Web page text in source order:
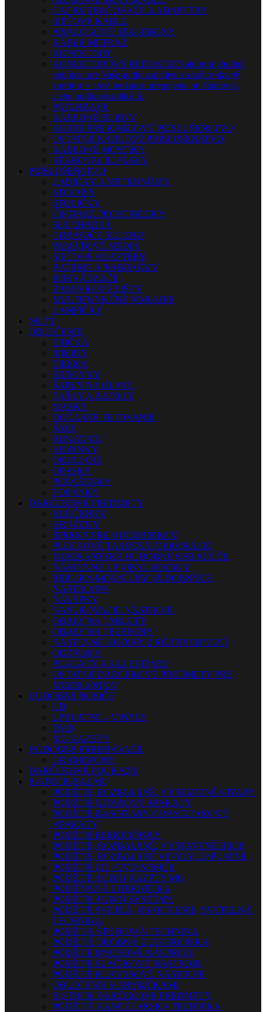
CAT ROZBOČOVAČE A ADAPTÉRY
SIEŤOVÉ KÁBLE
ANALÓGOVÉ STAGEBOXY
KÁBLE METRÁŽ
KONEKTORY
KONEKTOROVÉ REDUKCIENájdite si vhodnú
redukciu pre Vaše audio zariadenie a zažite skvelý
komfort + nové možnosti prepojenia pri štúdiovej,
alebo pódiovej aplikácii.
PATCHBAYE
KÁBLOVÉ BUBNY
KUFRE PRE KÁBLOVÉ PRÍSLUŠENSTVO
OSTATNÉ KÁBLOVÉ PRÍSLUŠENSTVO
KÁBLOVÉ MOSTÍKY
SŤAHOVACIE PÁSKY
PRÍSLUŠENSTVO
LADIČKY A METRONÓMY
STOJANY
STOLIČKY
ČISTIACE PROSTRIEDKY
SLÚCHADLÁ
CHRÁNIČE SLUCHU
PAMÄŤOVÉ MÉDIÁ
SIEŤOVÉ ADAPTÉRY
BATÉRIE A NABÍJAČKY
ROZVÁDZAČE
ZÁSUVKOVÉ LIŠTY
MULTIFUNKČNÉ NÁRADIE
LAMPIČKY
NOTY
OBLEČENIE
TRIČKÁ
MIKINY
TIELKA
ŠILTOVKY
ŠATKY NA HLAVU
TAŠKY A BATOHY
MASKY
DOČASNÉ TETOVANIE
ŠÁLY
RUKAVICE
HODINKY
OKULIARE
OPASKY
PEŇAŽENKY
TOPÁNKY
DARČEKOVÉ PREDMETY
KĽÚČENKY
HRNČEKY
ŠPERKY PRE HUDOBNÍKOV
PLECHOVÉ TABUĽKY, DEKORÁCIE
MUZIKANTSKÉ HUDOBNÉ USB KĽÚČE
NÁSTENNÉ LP VINYL HODINY
REPLIKY-MINIATÚRY HUDOBNÝCH
NÁSTROJOV
NÁLEPKY
NAFUKOVACIE NÁSTROJE
OBALY NA TABLETY
OBALY NA TELEFÓNY
NÁSTENNÉ HODINY Z RÔZNYCH VECÍ
ODZNAKY
PLAGÁTY A KALENDÁRE
OSTATNÉ DARČEKOVÉ PREDMETY PRE
MUZIKANTOV
HUDOBNÉ NOSIČE
CD
LP PLATNE – VINYLY
DVD
MG KAZETY
HUDOBNÉ PREHRÁVAČE
GRAMOFÓNY
DARČEKOVÉ POUKAZY
B-STOCK/BAZÁR
POUŽITÉ, ROZBALENÉ, VYSTAVENÉ GITARY
POUŽITÉ GITAROVÉ APARÁTY
POUŽITÉ BASGITARY A BASGITAROVÉ
APARÁTY
POUŽITÉ ELEKTRÓNKY
POUŽITÉ, ROZBALENÉ, VYSTAVENÉ BICIE
POUŽITÉ, ROZBALENÉ VINYLY, LP PLATNE
POUŽITÉ CD / DVD NOSIČE
POUŽITÉ AUDIO KAZETY MG
POUŽÍVANÁ LITERATÚRA
POUŽITÉ AUDIO SYSTÉMY
POUŽITÉ SVETLÁ, OSVETLENIE, SVETELNÁ
TECHNIKA
POUŽITÁ ŠTÚDIOVÁ TECHNIKA
POUŽITÁ DROBNÁ ELEKTRONIKA
POUŽITÉ DYCHOVÉ NÁSTROJE
POUŽITÉ SLÁČIKOVÉ NÁSTROJE
POUŽITÉ KLÁVESOVÉ NÁSTROJE
OBLEČENIE S CHYBIČKAMI
B-STOCK DARČEKOVÉ PREDMETY
POUŽITÁ KANCELÁRSKA TECHNIKA